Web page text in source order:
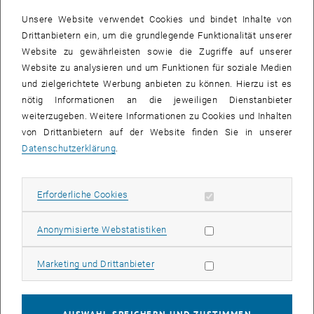
Subseiten von E349-
Subseiten von Institute
Subseiten von Studium
01. Juli 2026
eMOTION Lab eröffnet: Forschung für
die Mobilität von morgen
Das neue eMOTION Lab der TU Wien verbindet Forschung,
Industrie und Ausbildung und schafft modernste
Unsere Website verwendet Cookies und bindet Inhalte von
Drittanbietern ein, um die grundlegende Funktionalität unserer
Website zu gewährleisten sowie die Zugriffe auf unserer
Website zu analysieren und um Funktionen für soziale Medien
und zielgerichtete Werbung anbieten zu können. Hierzu ist es
nötig Informationen an die jeweiligen Dienstanbieter
weiterzugeben. Weitere Informationen zu Cookies und Inhalten
von Drittanbietern auf der Website finden Sie in unserer
Datenschutzerklärung
Erforderliche Cookies Erforderliche Cookies zulassen
Anonymisierte WebstatistikenStatistik Cookies zulassen
Marketing und DrittanbieterMarketing Cookies zulassen